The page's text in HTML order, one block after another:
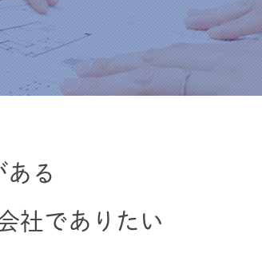
ある
社でありたい